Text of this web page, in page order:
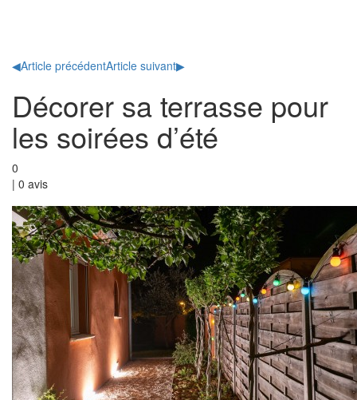
◀Article précédentArticle suivant▶
Décorer sa terrasse pour
les soirées d’été
0
| 0 avis